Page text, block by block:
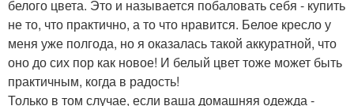
белого цвета. Это и называется побаловать себя - купить
не то, что практично, а то что нравится. Белое кресло у
меня уже полгода, но я оказалась такой аккуратной, что
оно до сих пор как новое! И белый цвет тоже может быть
практичным, когда в радость!
Только в том случае, если ваша домашняя одежда -